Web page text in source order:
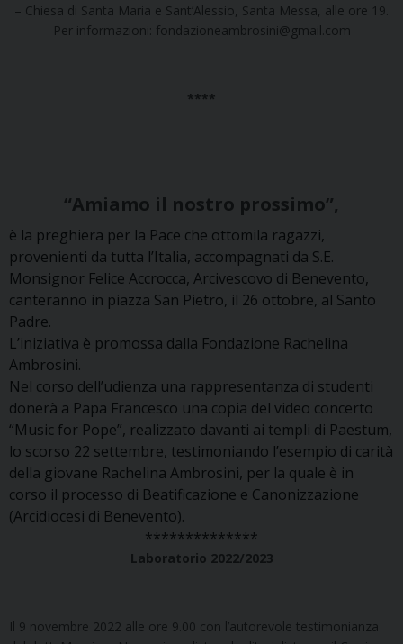
– Chiesa di Santa Maria e Sant’Alessio, Santa Messa, alle ore 19.
Per informazioni: fondazioneambrosini@gmail.com
****
“Amiamo il nostro prossimo”,
è la preghiera per la Pace che ottomila ragazzi,
provenienti da tutta l’Italia, accompagnati da S.E.
Monsignor Felice Accrocca, Arcivescovo di Benevento,
canteranno in piazza San Pietro, il 26 ottobre, al Santo
Padre.
L’iniziativa è promossa dalla Fondazione Rachelina
Ambrosini.
Nel corso dell’udienza una rappresentanza di studenti
donerà a Papa Francesco una copia del video concerto
“Music for Pope”, realizzato davanti ai templi di Paestum,
lo scorso 22 settembre, testimoniando l’esempio di carità
della giovane Rachelina Ambrosini, per la quale è in
corso il processo di Beatificazione e Canonizzazione
(Arcidiocesi di Benevento).
**************
Laboratorio 2022/2023
Il 9 novembre 2022 alle ore 9.00 con l’autorevole testimonianza